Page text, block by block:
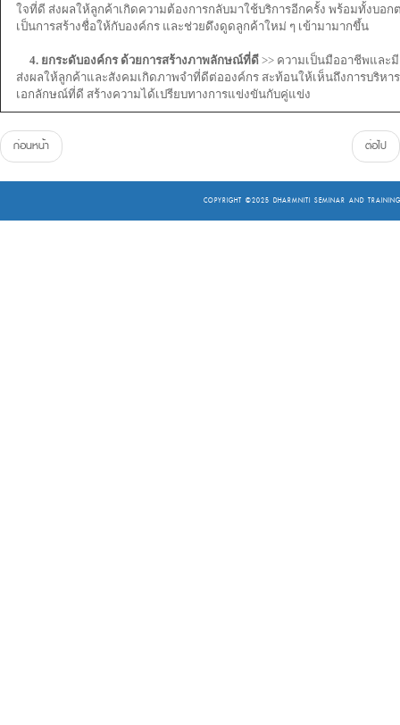
ใจที่ดี ส่งผลให้ลูกค้าเกิดความต้องการกลับมาใช้บริการอีกครั้ง พร้อมทั้งบอ
เป็นการสร้างชื่อให้กับองค์กร และช่วยดึงดูดลูกค้าใหม่ ๆ เข้ามามากขึ้น
4. ยกระดับองค์กร ด้วยการสร้างภาพลักษณ์ที่ดี>> ความเป็นมืออาชีพและ
ส่งผลให้ลูกค้าและสังคมเกิดภาพจำที่ดีต่อองค์กร สะท้อนให้เห็นถึงการบริหา
เอกลักษณ์ที่ดี สร้างความได้เปรียบทางการแข่งขันกับคู่แข่ง
ก่อนหน้า ต่อไป
COPYRIGHT ©2025 DHARMNITI SEMINAR AND